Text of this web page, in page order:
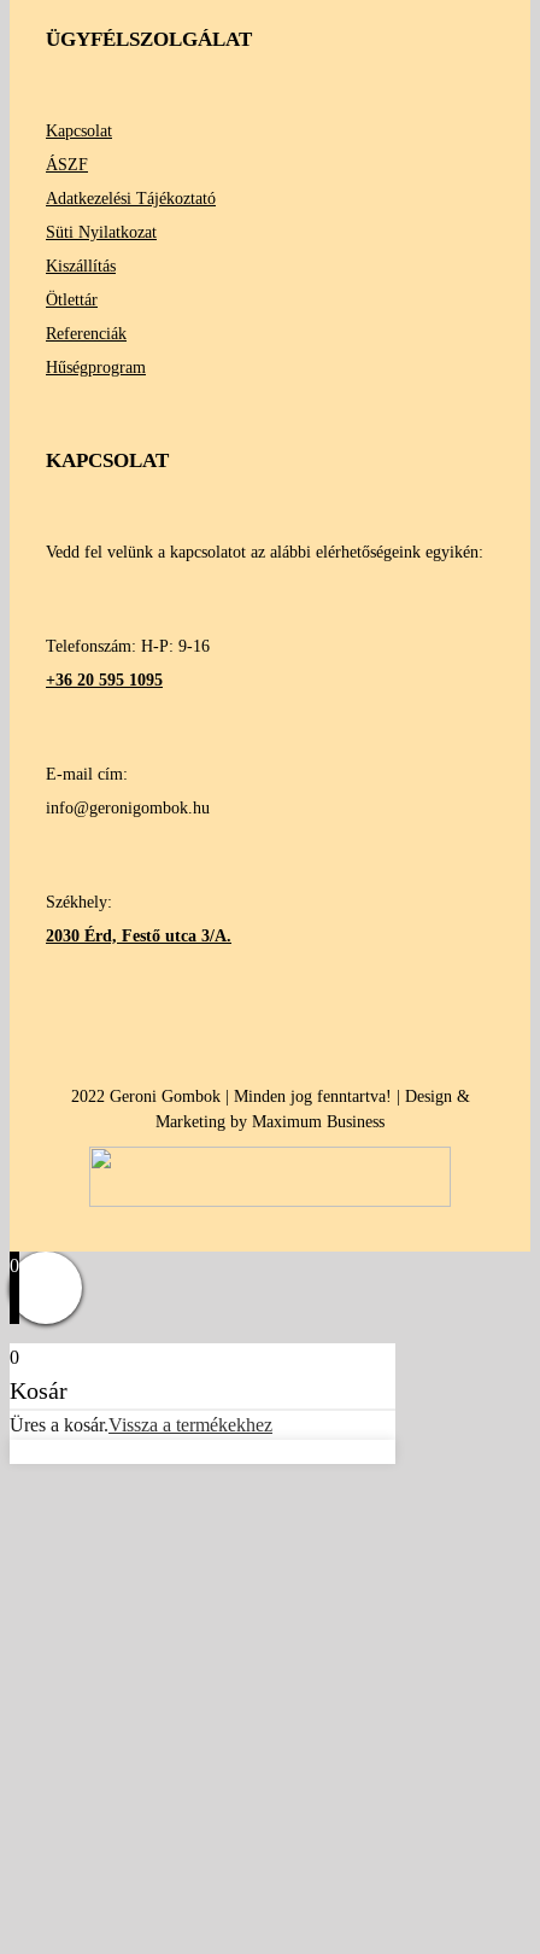
ÜGYFÉLSZOLGÁLAT
Kapcsolat
ÁSZF
Adatkezelési Tájékoztató
Süti Nyilatkozat
Kiszállítás
Ötlettár
Referenciák
Hűségprogram
KAPCSOLAT
Vedd fel velünk a kapcsolatot az alábbi elérhetőségeink egyikén:
Telefonszám: H-P: 9-16
+36 20 595 1095
E-mail cím:
info@geronigombok.hu
Székhely:
2030 Érd, Festő utca 3/A.
2022 Geroni Gombok | Minden jog fenntartva! | Design &
Marketing by Maximum Business
0
0
Kosár
Üres a kosár.Vissza a termékekhez